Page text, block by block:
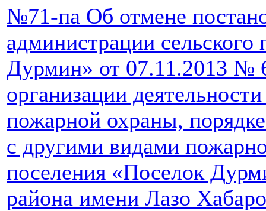
№71-па Об отмене
администрации
Дурмин» от 07.11.2013 №
организации
пожарной охраны,
с другими видами
поселения «Поселок
района имени Лазо